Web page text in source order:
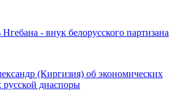
- внук белорусского партизана
(Киргизия) об экономических
русской диаспоры